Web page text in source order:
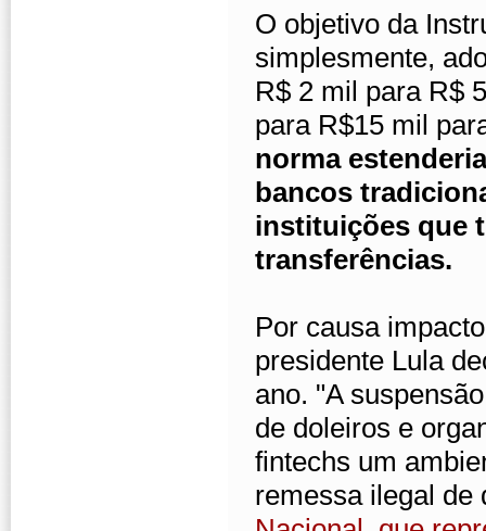
O objetivo da
simplesmente,
R$ 2 mil para R$
para R$15 mil
norma
bancos
instituições que
transferências.
Por causa
presidente Lula
ano. "A
de doleiros e
fintechs um
remessa ilegal de